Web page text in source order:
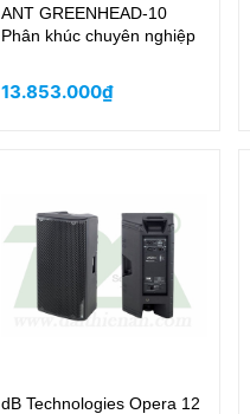
ANT GREENHEAD-10
Phân khúc chuyên nghiệp
13.853.000₫
dB Technologies Opera 12